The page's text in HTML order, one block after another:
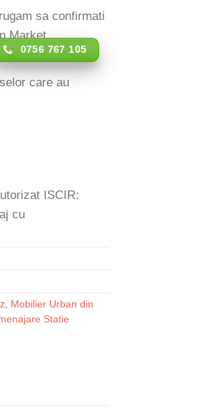
sa confirmati
Market.
0756 767 105
care au
ISCIR:
Mobilier Urban din
Statie